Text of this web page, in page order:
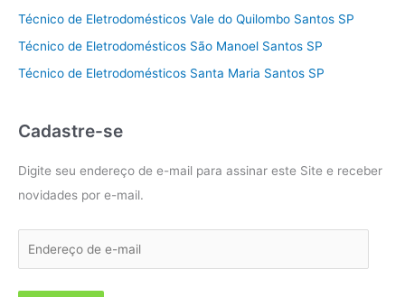
Técnico de Eletrodomésticos Vale do Quilombo Santos SP
Técnico de Eletrodomésticos São Manoel Santos SP
Técnico de Eletrodomésticos Santa Maria Santos SP
Cadastre-se
Digite seu endereço de e-mail para assinar este Site e receber
novidades por e-mail.
d